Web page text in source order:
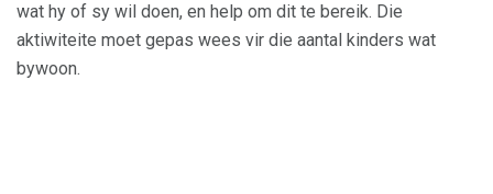
wat hy of sy wil doen, en help om dit te bereik. Die
aktiwiteite moet gepas wees vir die aantal kinders wat
bywoon.